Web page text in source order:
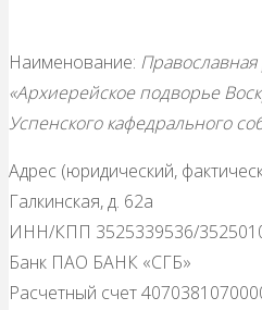
Наименование:
«Архиерейское подворье
Успенского кафедрального
Адрес (юридический,
Галкинская, д. 62а
ИНН/КПП 3525339536/
Банк ПАО БАНК «СГБ»
Расчетный счет